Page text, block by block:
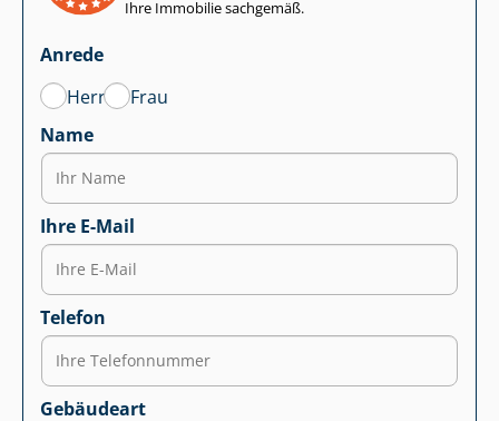
Ihre Immobilie sachgemäß.
Anrede
Herr
Frau
Name
Ihre E-Mail
Telefon
Gebäudeart